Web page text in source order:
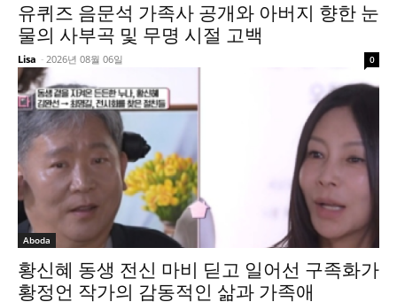
유퀴즈 음문석 가족사 공개와 아버지 향한 눈
물의 사부곡 및 무명 시절 고백
Lisa - 2026년 08월 06일 0
Aboda
황신혜 동생 전신 마비 딛고 일어선 구족화가
황정언 작가의 감동적인 삶과 가족애